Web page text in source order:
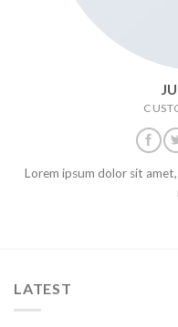
Lorem ipsum dolor sit
LATEST